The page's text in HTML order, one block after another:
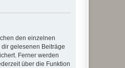
den einzelnen
gelesenen Beiträge
Ferner werden
über die Funktion